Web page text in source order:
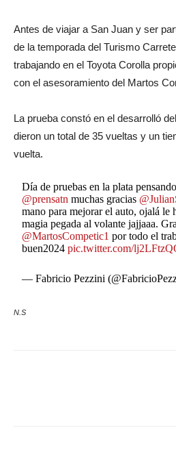
Antes de viajar a San Juan y ser
de la temporada del Turismo
trabajando en el Toyota Corolla
con el asesoramiento del Martos
La prueba constó en el desarrolló
dieron un total de 35 vueltas y un
vuelta.
Día de pruebas en la plata
@prensatn muchas gracias
mano para mejorar el auto, ojalá le
magia pegada al volante jajjaaa.
@MartosCompetic1 por todo el
buen2024pic.twitter.com/
— Fabricio Pezzini
N.S